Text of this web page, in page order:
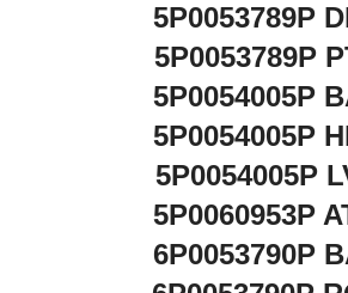
5P0053789P
5P0053789P
5P0054005P
5P0054005P
5P0054005P
5P0060953P
6P0053790P